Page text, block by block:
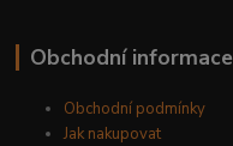
Obchodní informace
Obchodní podmínky
Jak nakupovat